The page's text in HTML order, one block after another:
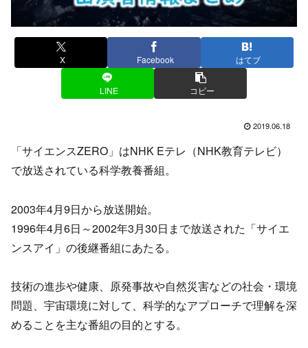
X Facebook はてブ
LINE コピー
2019.06.18
「サイエンスZERO」はNHK Eテレ（NHK教育テレビ）
で放送されている科学教養番組。
2003年4月9日から放送開始。
1996年4月6日～2002年3月30日まで放送された「サイエ
ンスアイ」の後継番組にあたる。
技術の進歩や健康、原発事故や自然災害などの社会・環境
問題、宇宙環境に対して、科学的なアプローチで理解を深
めることを主な番組の目的とする。